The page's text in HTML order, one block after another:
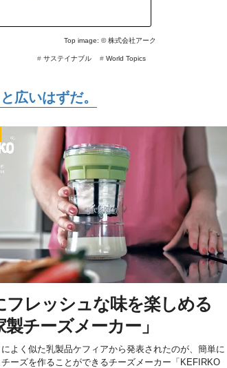
Top image: ©株式会社アーク
# World Topics
# サステイナブル
広いはずだ。
フレッシュな味を楽しめる
製チーズメーカー」
よく似た乳製品ケフィアから発表されたのが、簡単に
ーズを作ることができるチーズメーカー「KEFIRKO